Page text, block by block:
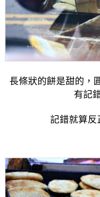
長條狀的餅是甜的，
有記
記錯就算反